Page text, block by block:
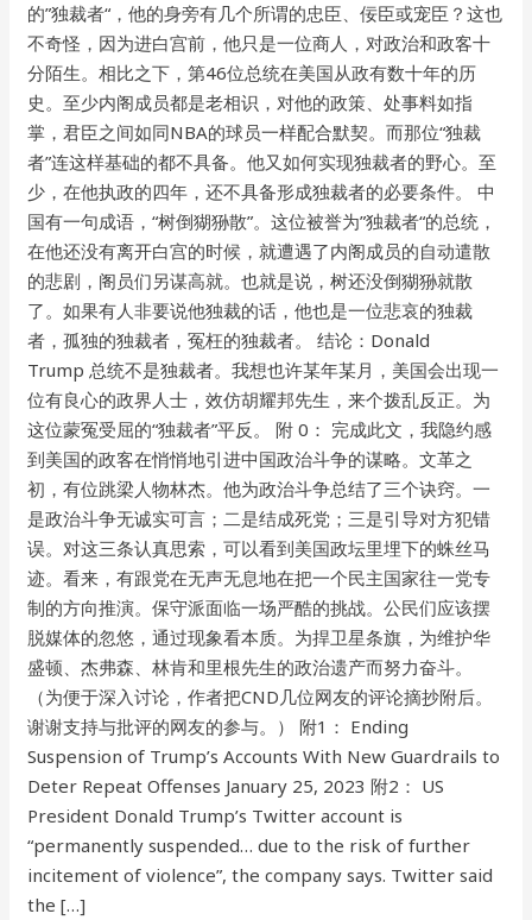
的”独裁者“，他的身旁有几个所谓的忠臣、佞臣或宠臣？这也
不奇怪，因为进白宫前，他只是一位商人，对政治和政客十
分陌生。相比之下，第46位总统在美国从政有数十年的历
史。至少内阁成员都是老相识，对他的政策、处事料如指
掌，君臣之间如同NBA的球员一样配合默契。而那位“独裁
者”连这样基础的都不具备。他又如何实现独裁者的野心。至
少，在他执政的四年，还不具备形成独裁者的必要条件。 中
国有一句成语，“树倒猢狲散”。这位被誉为”独裁者“的总统，
在他还没有离开白宫的时候，就遭遇了内阁成员的自动遣散
的悲剧，阁员们另谋高就。也就是说，树还没倒猢狲就散
了。如果有人非要说他独裁的话，他也是一位悲哀的独裁
者，孤独的独裁者，冤枉的独裁者。 结论：Donald
Trump 总统不是独裁者。我想也许某年某月，美国会出现一
位有良心的政界人士，效仿胡耀邦先生，来个拨乱反正。为
这位蒙冤受屈的“独裁者”平反。 附 0： 完成此文，我隐约感
到美国的政客在悄悄地引进中国政治斗争的谋略。文革之
初，有位跳梁人物林杰。他为政治斗争总结了三个诀窍。一
是政治斗争无诚实可言；二是结成死党；三是引导对方犯错
误。对这三条认真思索，可以看到美国政坛里埋下的蛛丝马
迹。看来，有跟党在无声无息地在把一个民主国家往一党专
制的方向推演。保守派面临一场严酷的挑战。公民们应该摆
脱媒体的忽悠，通过现象看本质。为捍卫星条旗，为维护华
盛顿、杰弗森、林肯和里根先生的政治遗产而努力奋斗。
（为便于深入讨论，作者把CND几位网友的评论摘抄附后。
谢谢支持与批评的网友的参与。） 附1： Ending
Suspension of Trump’s Accounts With New Guardrails to
Deter Repeat Offenses January 25, 2023 附2： US
President Donald Trump’s Twitter account is
“permanently suspended… due to the risk of further
incitement of violence”, the company says. Twitter said
the […]